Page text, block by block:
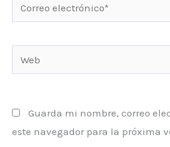
electrónico*
Guarda mi nombre, correo
este navegador para la próxima